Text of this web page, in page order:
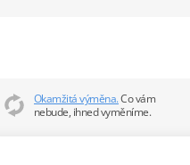
Okamžitá výměna.Co vám
nebude, ihned vyměníme.